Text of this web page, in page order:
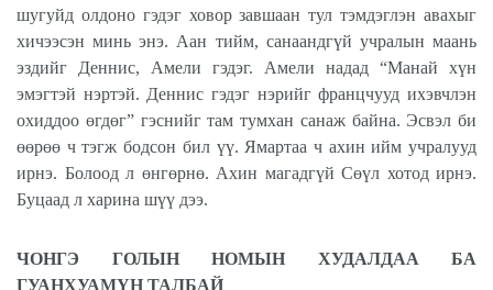
шугуйд олдоно гэдэг ховор завшаан тул тэмдэглэн авахыг
хичээсэн минь энэ. Аан тийм, санаандгүй учралын маань
эздийг Деннис, Амели гэдэг. Амели надад “Манай хүн
эмэгтэй нэртэй. Деннис гэдэг нэрийг францчууд ихэвчлэн
охиддоо өгдөг” гэснийг там тумхан санаж байна. Эсвэл би
өөрөө ч тэгж бодсон бил үү. Ямартаа ч ахин ийм учралууд
ирнэ. Болоод л өнгөрнө. Ахин магадгүй Сөүл хотод ирнэ.
Буцаад л харина шүү дээ.
ЧОНГЭ ГОЛЫН НОМЫН ХУДАЛДАА БА
ГУАНХУАМҮН ТАЛБАЙ